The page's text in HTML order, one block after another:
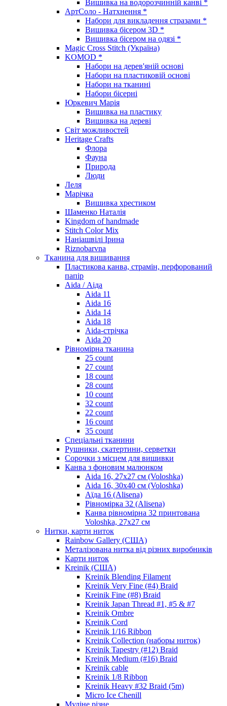
Вишивка на водорозчинній канві *
АртСоло - Натхнення *
Набори для викладення стразами *
Вишивка бісером 3D *
Вишивка бісером на одязі *
Magic Cross Stitch (Україна)
KOMOD *
Набори на дерев'яній основі
Набори на пластиковій основі
Набори на тканині
Набори бісерні
Юркевич Марія
Вишивка на пластику
Вишивка на дереві
Світ можливостей
Heritage Crafts
Флора
Фауна
Природа
Люди
Леля
Марічка
Вишивка хрестиком
Шаменко Наталія
Kingdom of handmade
Stitch Color Mix
Наніашвілі Ірина
Riznobarvna
Тканина для вишивання
Пластикова канва, страмін, перфорований
папір
Aida / Аіда
Aida 11
Aida 16
Aida 14
Aida 18
Aida-стрічка
Aida 20
Рівномірна тканина
25 count
27 count
18 count
28 count
10 count
32 count
22 count
16 count
35 count
Спеціальні тканини
Рушники, скатертини, серветки
Сорочки з місцем для вишивки
Канва з фоновим малюнком
Aida 16, 27х27 см (Voloshka)
Aida 16, 30х40 см (Voloshka)
Аїда 16 (Alisena)
Рівномірка 32 (Alisena)
Канва рівномірна 32 принтована
Voloshka, 27х27 см
Нитки, карти ниток
Rainbow Gallery (США)
Металізована нитка від різних виробників
Карти ниток
Kreinik (США)
Kreinik Blending Filament
Kreinik Very Fine (#4) Braid
Kreinik Fine (#8) Braid
Kreinik Japan Thread #1, #5 & #7
Kreinik Ombre
Kreinik Cord
Kreinik 1/16 Ribbon
Kreinik Collection (наборы ниток)
Kreinik Tapestry (#12) Braid
Kreinik Medium (#16) Braid
Kreinik cable
Kreinik 1/8 Ribbon
Kreinik Heavy #32 Braid (5m)
Micro Ice Chenill
Муліне різне